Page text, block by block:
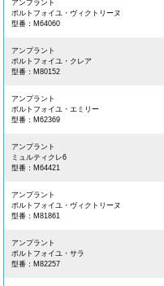
アンプラント
ポルトフォイユ・ヴィクトリーヌ
型番：M64060
アンプラント
ポルトフォイユ・クレア
型番：M80152
アンプラント
ポルトフォイユ・エミリー
型番：M62369
アンプラント
ミュルティクレ6
型番：M64421
アンプラント
ポルトフォイユ・ヴィクトリーヌ
型番：M81861
アンプラント
ポルトフォイユ・サラ
型番：M82257